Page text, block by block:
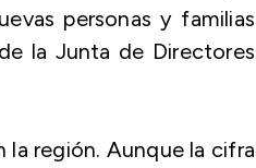
personas y familias
la Junta de Directores
la región. Aunque la cifra